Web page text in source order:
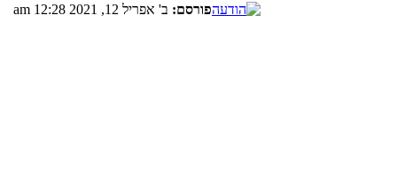
פורסם: ב' אפריל 12, 2021 12:28 am